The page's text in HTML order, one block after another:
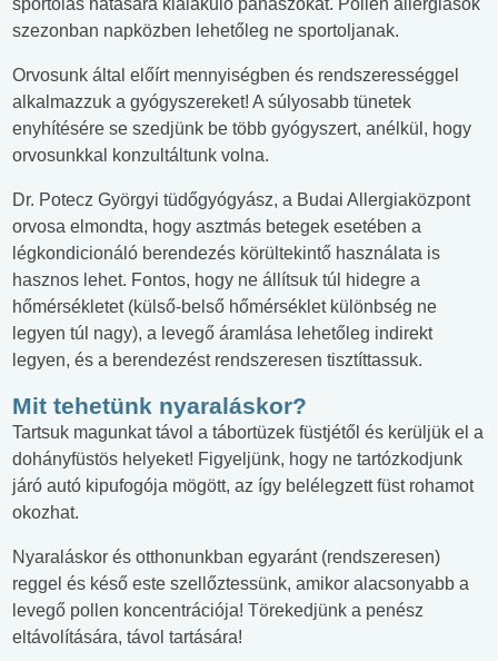
sportolás hatására kialakuló panaszokat. Pollen allergiások
szezonban napközben lehetőleg ne sportoljanak.
Orvosunk által előírt mennyiségben és rendszerességgel
alkalmazzuk a gyógyszereket! A súlyosabb tünetek
enyhítésére se szedjünk be több gyógyszert, anélkül, hogy
orvosunkkal konzultáltunk volna.
Dr. Potecz Györgyi tüdőgyógyász, a Budai Allergiaközpont
orvosa elmondta, hogy asztmás betegek esetében a
légkondicionáló berendezés körültekintő használata is
hasznos lehet. Fontos, hogy ne állítsuk túl hidegre a
hőmérsékletet (külső-belső hőmérséklet különbség ne
legyen túl nagy), a levegő áramlása lehetőleg indirekt
legyen, és a berendezést rendszeresen tisztíttassuk.
Mit tehetünk nyaraláskor?
Tartsuk magunkat távol a tábortüzek füstjétől és kerüljük el a
dohányfüstös helyeket! Figyeljünk, hogy ne tartózkodjunk
járó autó kipufogója mögött, az így belélegzett füst rohamot
okozhat.
Nyaraláskor és otthonunkban egyaránt (rendszeresen)
reggel és késő este szellőztessünk, amikor alacsonyabb a
levegő pollen koncentrációja! Törekedjünk a penész
eltávolítására, távol tartására!